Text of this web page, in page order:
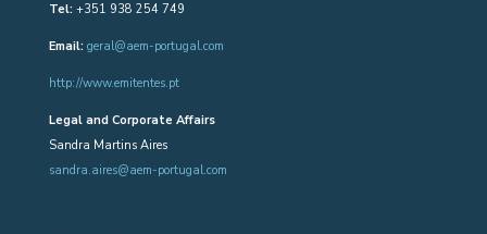
Tel:+351 938 254 749
Email: geral@aem-portugal.com
http://www.emitentes.pt
Legal and Corporate Affairs
Sandra Martins Aires
sandra.aires@aem-portugal.com